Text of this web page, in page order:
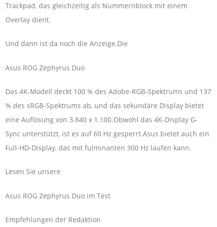
Trackpad, das gleichzeitig als Nummernblock mit einem
Overlay dient.
Und dann ist da noch die Anzeige.Die
Asus ROG Zephyrus Duo
Das 4K-Modell deckt 100 % des Adobe-RGB-Spektrums und 137
% des sRGB-Spektrums ab, und das sekundäre Display bietet
eine Auflösung von 3.840 x 1.100.Obwohl das 4K-Display G-
Sync unterstützt, ist es auf 60 Hz gesperrt.Asus bietet auch ein
Full-HD-Display, das mit fulminanten 300 Hz laufen kann.
Lesen Sie unsere
Asus ROG Zephyrus Duo im Test
Empfehlungen der Redaktion